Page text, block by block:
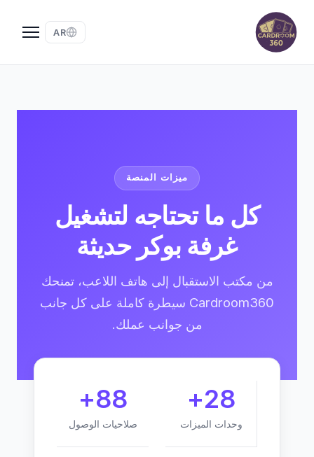
AR
ميزات المنصة
كل ما تحتاجه لتشغيل
غرفة بوكر حديثة
من مكتب الاستقبال إلى هاتف اللاعب، تمنحك
Cardroom360 سيطرة كاملة على كل جانب
من جوانب عملك.
28+
وحدات الميزات
88+
صلاحيات الوصول